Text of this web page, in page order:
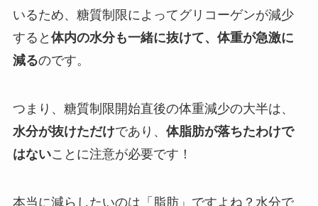
いるため、糖質制限によってグリコーゲンが減少
すると 体内の水分も一緒に抜けて、体重が急激に
減るのです。
つまり、糖質制限開始直後の体重減少の大半は、
水分が抜けただけであり、 体脂肪が落ちたわけで
はないことに注意が必要です！
本当に減らしたいのは「脂肪」ですよね？水分で